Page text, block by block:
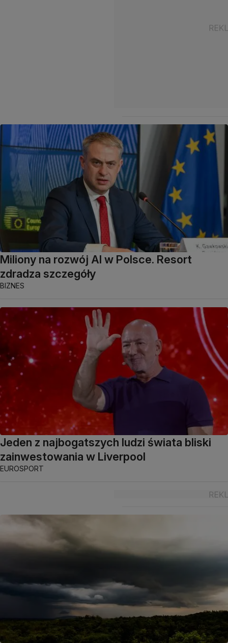
Miliony na rozwój AI w Polsce. Resort
zdradza szczegóły
BIZNES
Jeden z najbogatszych ludzi świata bliski
zainwestowania w Liverpool
EUROSPORT